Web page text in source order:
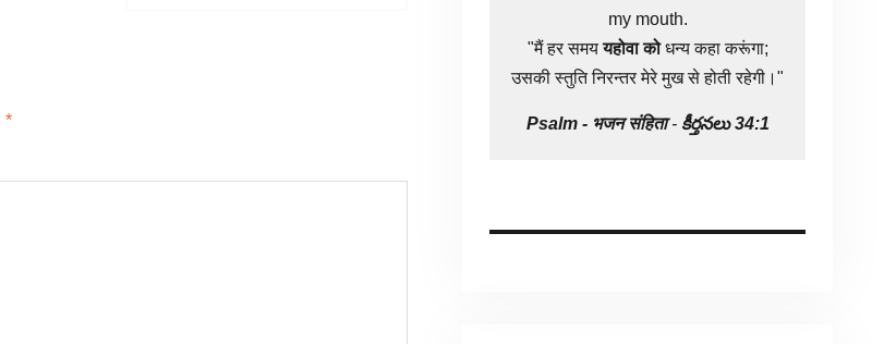
*
my mouth.
"मैं हर समययहोवा कोधन्य कहा करूंगा;
उसकी स्तुति निरन्तर मेरे मुख से होती रहेगी।"
Psalm - भजन संहिता- కీర్తనలు 34:1